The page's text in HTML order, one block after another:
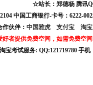
☆站长：郑德杨 腾讯
中国工商银行-卡号：6222-
作伙伴： 中国雅虎 支付宝
淘
者提供免费空间，如需免费空
淘宝考试服务: QQ:121719780 手